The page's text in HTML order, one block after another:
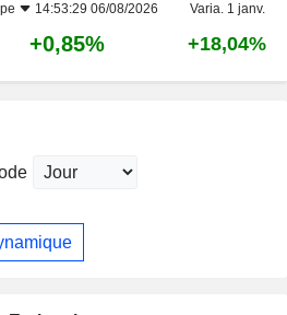
14:53:29 06/08/2026 Varia. 1 janv.
+0,85% +18,04%